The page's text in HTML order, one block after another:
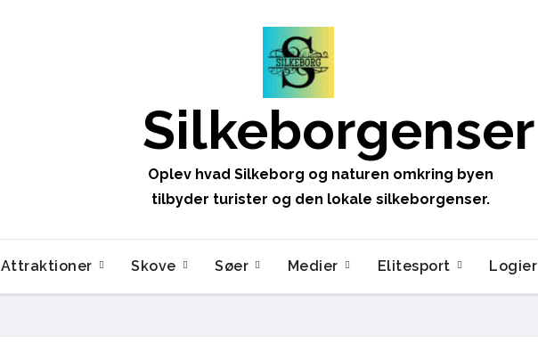
Silkeborgenser
Oplev hvad Silkeborg og naturen omkring byen
tilbyder turister og den lokale silkeborgenser.
Attraktioner Skove Søer Medier Elitesport Logier